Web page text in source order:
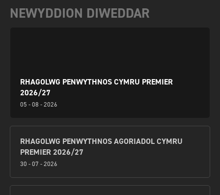
NEWYDDION DIWEDDAR
RHAGOLWG PENWYTHNOS CYMRU PREMIER
2026/27
05 - 08 - 2026
RHAGOLWG PENWYTHNOS AGORIADOL CYMRU
PREMIER 2026/27
30 - 07 - 2026